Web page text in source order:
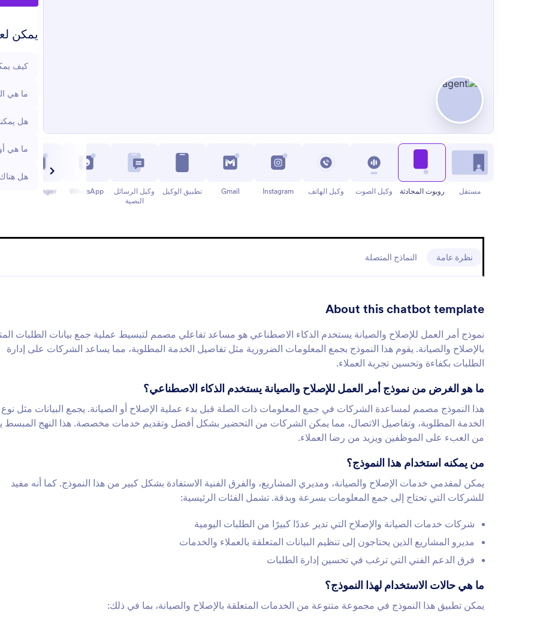
يمكن
كيف
ما هي
هل
ما هي
هل
مستقل روبوت المحادثة وكيل الصوت وكيل الهاتف Instagram
Gmail تطبيق الوكيل
وكيل الرسائل
النصية
WhatsApp
Messenger
نظرة عامة النماذج المتصلة
About this chatbot template
نموذج أمر العمل للإصلاح والصيانة يستخدم الذكاء الاصطناعي هو مساعد تفاعلي مصمم لتبسيط عملية جمع بيانات الطلبات
بالإصلاح والصيانة. يقوم هذا النموذج بجمع المعلومات الضرورية مثل تفاصيل الخدمة المطلوبة، مما يساعد الشركات على إدارة
الطلبات بكفاءة وتحسين تجربة العملاء.
ما هو الغرض من نموذج أمر العمل للإصلاح والصيانة يستخدم الذكاء الاصطناعي؟
هذا النموذج مصمم لمساعدة الشركات في جمع المعلومات ذات الصلة قبل بدء عملية الإصلاح أو الصيانة. يجمع البيانات مثل نوع
الخدمة المطلوبة، وتفاصيل الاتصال، مما يمكن الشركات من التحضير بشكل أفضل وتقديم خدمات مخصصة. هذا النهج المبسط
من العبء على الموظفين ويزيد من رضا العملاء.
من يمكنه استخدام هذا النموذج؟
يمكن لمقدمي خدمات الإصلاح والصيانة، ومديري المشاريع، والفرق الفنية الاستفادة بشكل كبير من هذا النموذج. كما أنه مفيد
للشركات التي تحتاج إلى جمع المعلومات بسرعة وبدقة. تشمل الفئات الرئيسية:
شركات خدمات الصيانة والإصلاح التي تدير عددًا كبيرًا من الطلبات اليومية
مديرو المشاريع الذين يحتاجون إلى تنظيم البيانات المتعلقة بالعملاء والخدمات
فرق الدعم الفني التي ترغب في تحسين إدارة الطلبات
ما هي حالات الاستخدام لهذا النموذج؟
يمكن تطبيق هذا النموذج في مجموعة متنوعة من الخدمات المتعلقة بالإصلاح والصيانة، بما في ذلك: